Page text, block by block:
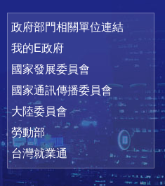
政府部門相關單位連結
我的E政府
國家發展委員會
國家通訊傳播委員會
大陸委員會
勞動部
台灣就業通